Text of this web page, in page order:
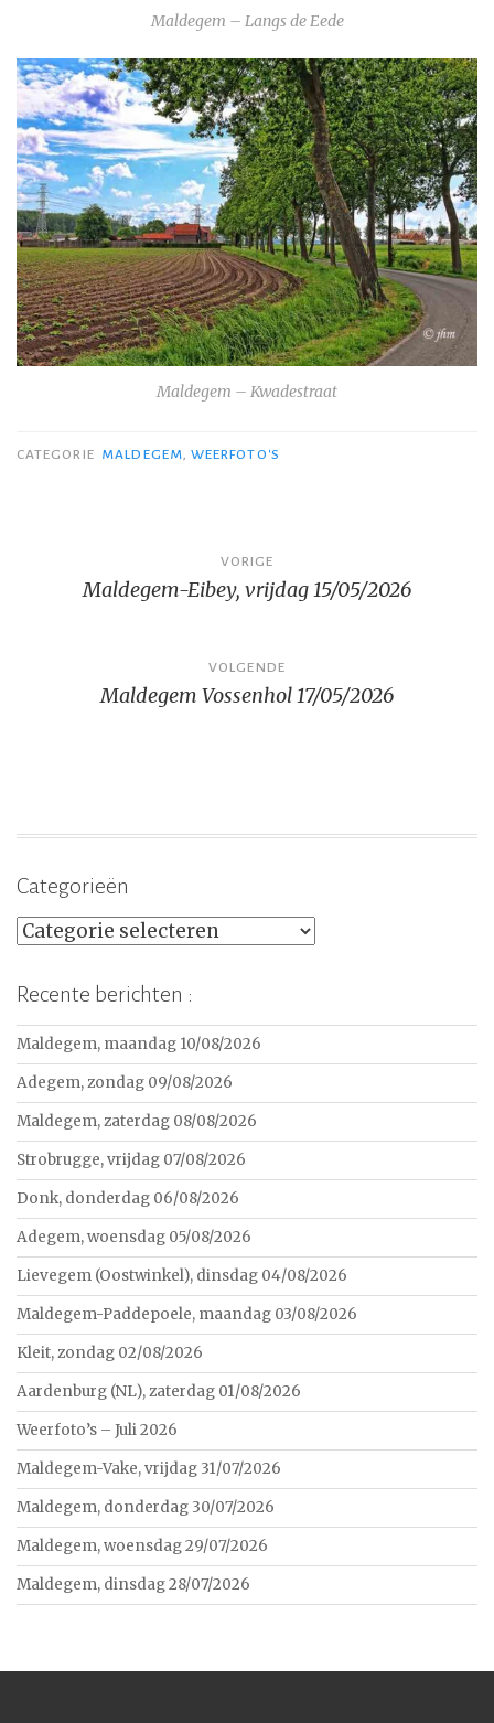
Maldegem – Langs de Eede
Maldegem – Kwadestraat
CATEGORIE MALDEGEM, WEERFOTO'S
navigatie
VORIGE
Maldegem-Eibey, vrijdag 15/05/2026
VOLGENDE
Maldegem Vossenhol 17/05/2026
Categorieën
Categorieën
Recente berichten :
Maldegem, maandag 10/08/2026
Adegem, zondag 09/08/2026
Maldegem, zaterdag 08/08/2026
Strobrugge, vrijdag 07/08/2026
Donk, donderdag 06/08/2026
Adegem, woensdag 05/08/2026
Lievegem (Oostwinkel), dinsdag 04/08/2026
Maldegem-Paddepoele, maandag 03/08/2026
Kleit, zondag 02/08/2026
Aardenburg (NL), zaterdag 01/08/2026
Weerfoto’s – Juli 2026
Maldegem-Vake, vrijdag 31/07/2026
Maldegem, donderdag 30/07/2026
Maldegem, woensdag 29/07/2026
Maldegem, dinsdag 28/07/2026